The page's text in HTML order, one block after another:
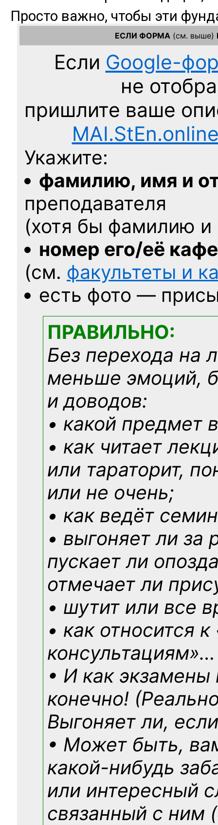
ЕСЛИ ФОРМА (см. выше)
Если Google-
не
пришлите ваше
Укажите:
фамилию, имя и
преподавателя
(хотя бы фамилию
номер его/её
(см. факультеты и
есть фото —
ПРАВИЛЬНО:
Без перехода на
меньше эмоций,
и доводов:
• какой предмет
• как читает
или тараторит,
или не очень;
• как ведёт
• выгоняет ли за
пускает ли
отмечает ли
• шутит или все
• как относится
консультациям»…
• И как экзамены
конечно!
Выгоняет ли,
• Может быть,
какой-нибудь
или интересный
связанный с ним